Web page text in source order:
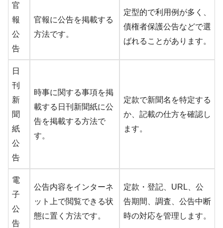
官
報
公
告
官報に公告を掲載する
方法です。
定型的で利用例が多く、
債権者保護公告などで選
ばれることがあります。
日
刊
新
聞
紙
公
告
時事に関する事項を掲
載する日刊新聞紙に公
告を掲載する方法で
す。
定款で新聞名を特定する
か、記載の仕方を確認し
ます。
電
子
公
告
公告内容をインターネ
ット上で閲覧できる状
態に置く方法です。
定款・登記、URL、公
告期間、調査、公告中断
時の対応を管理します。